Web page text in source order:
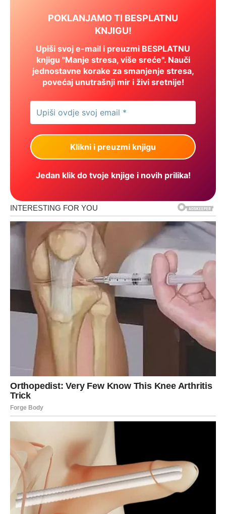
POKLANJAMO TI BESPLATNU
KNJIGU!
Upiši svoj e-mail i preuzmi BESPLATNU
knjigu "Manje stresa, više sreće". Nauči
jednostavne korake za smanjenje stresa,
povećaj unutrašnji mir i živi sretnije!
Jedan klik do tvoje knjige i novih prilika!